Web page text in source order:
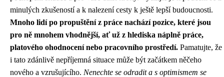
minulých zkušeností a k nalezení cesty k ještě lepší budoucnosti.
Mnoho lidí po propuštění z práce nachází pozice, které jsou
pro ně mnohem vhodnější, ať už z hlediska náplně práce,
platového ohodnocení nebo pracovního prostředí. Pamatujte, že
i tato zdánlivě nepříjemná situace může být začátkem něčeho
nového a vzrušujícího. Nenechte se odradit a s optimismem se